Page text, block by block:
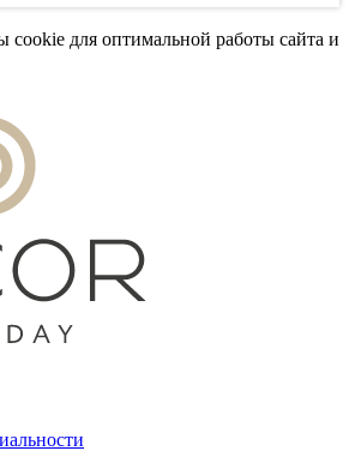
для оптимальной работы сайта и